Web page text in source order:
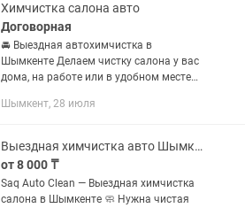
Химчистка салона авто
Договорная
🚘 Выездная автохимчистка в
Шымкенте Делаем чистку салона у вас
дома, на работе или в удобном месте
работаем без дорогого оборудования
Шымкент, 28 июля
Выездная химчистка авто Шымкент Saq Auto Clean
от 8 000 ₸
Saq Auto Clean — Выездная химчистка
салона в Шымкенте 🧼 Нужна чистая